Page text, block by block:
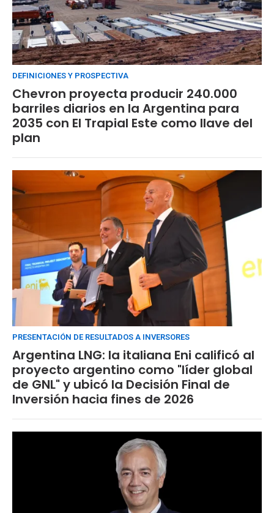
DEFINICIONES Y PROSPECTIVA
Chevron proyecta producir 240.000
barriles diarios en la Argentina para
2035 con El Trapial Este como llave del
plan
PRESENTACIÓN DE RESULTADOS A INVERSORES
Argentina LNG: la italiana Eni calificó al
proyecto argentino como "líder global
de GNL" y ubicó la Decisión Final de
Inversión hacia fines de 2026